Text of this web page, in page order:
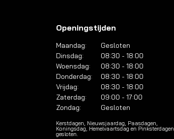
Openingstijden
Maandag:
Gesloten
Dinsdag:
08:30 - 18:00
Woensdag:
08:30 - 18:00
Donderdag:
08:30 - 18:00
Vrijdag:
08:30 - 18:00
Zaterdag:
09:00 - 17:00
Zondag:
Gesloten
Kerstdagen, Nieuwsjaardag, Paasdagen,
Koningsdag, Hemelvaartsdag en Pinksterdagen
gesloten.